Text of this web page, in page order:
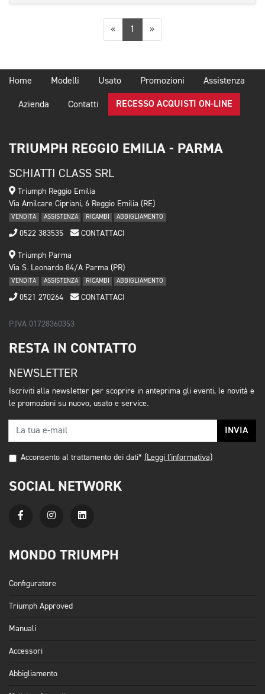
«Precedente
1 »Successiva
Home Modelli Usato Promozioni Assistenza
Azienda Contatti RECESSO ACQUISTI ON-LINE
TRIUMPH REGGIO EMILIA - PARMA
SCHIATTI CLASS SRL
Triumph Reggio Emilia
Via Amilcare Cipriani, 6 Reggio Emilia (RE)
VENDITA ASSISTENZA RICAMBI ABBIGLIAMENTO
0522 383535 CONTATTACI
Triumph Parma
Via S. Leonardo 84/A Parma (PR)
VENDITA ASSISTENZA RICAMBI ABBIGLIAMENTO
0521 270264 CONTATTACI
P.IVA 01728360353
RESTA IN CONTATTO
NEWSLETTER
Iscriviti alla newsletter per scoprire in anteprima gli eventi, le novità e
le promozioni su nuovo, usato e service.
INVIA
Acconsento al trattamento dei dati* (Leggi l'informativa)
SOCIAL NETWORK
MONDO TRIUMPH
Configuratore
Triumph Approved
Manuali
Accessori
Abbigliamento